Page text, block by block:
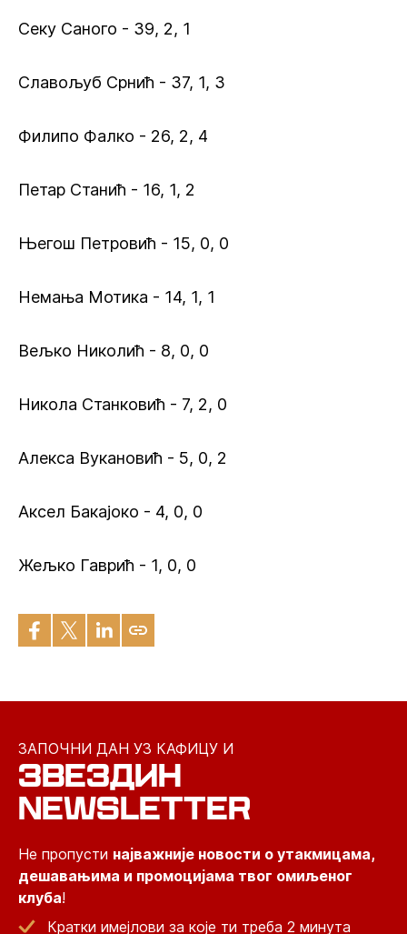
Секу Саного - 39, 2, 1
Славољуб Срнић - 37, 1, 3
Филипо Фалко - 26, 2, 4
Петар Станић - 16, 1, 2
Његош Петровић - 15, 0, 0
Немања Мотика - 14, 1, 1
Вељко Николић - 8, 0, 0
Никола Станковић - 7, 2, 0
Алекса Вукановић - 5, 0, 2
Аксел Бакајоко - 4, 0, 0
Жељко Гаврић - 1, 0, 0
ЗАПОЧНИ ДАН УЗ КАФИЦУ И
ЗВЕЗДИН
NEWSLETTER
Не пропусти најважније новости о утакмицама,
дешавањима и промоцијама твог омиљеног
клуба!
Кратки имејлови за које ти треба 2 минута